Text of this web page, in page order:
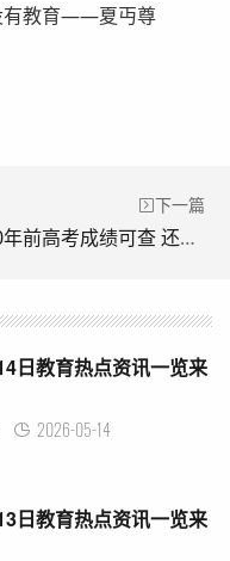
有教育——夏丏尊
下一篇
20年前高考成绩可查 还记得你的“青春答卷”吗
日教育热点资讯一览来
2026-05-14
日教育热点资讯一览来